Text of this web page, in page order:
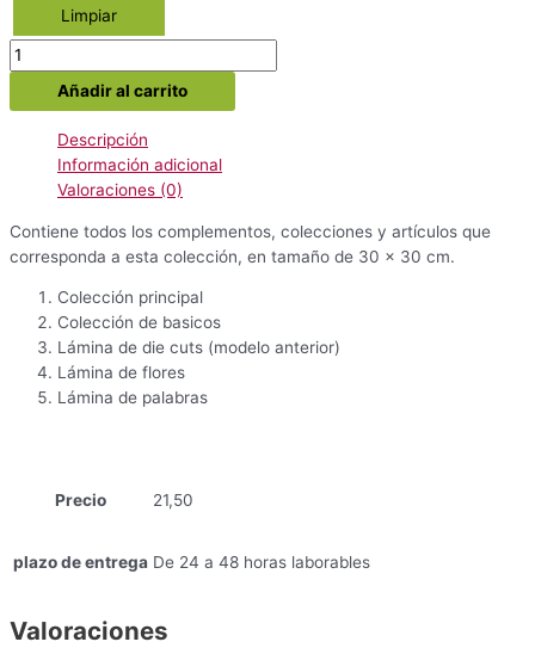
Limpiar
Colección
completa
cantidad
Añadir al carrito
Descripción
Información adicional
Valoraciones (0)
Contiene todos los complementos, colecciones y artículos que
corresponda a esta colección, en tamaño de 30 x 30 cm.
Colección principal
Colección de basicos
Lámina de die cuts (modelo anterior)
Lámina de flores
Lámina de palabras
Precio 21,50
plazo de entrega De 24 a 48 horas laborables
Valoraciones